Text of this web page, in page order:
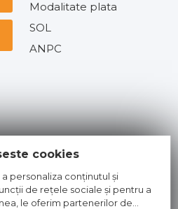
Modalitate plata
SOL
ANPC
cookies
personaliza conținutul și
de rețele sociale și pentru a
le oferim partenerilor de